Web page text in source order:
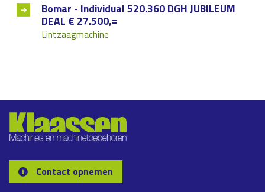
Bomar - Individual 520.360 DGH JUBILEUM
DEAL € 27.500,=
Lintzaagmachine
Contact opnemen